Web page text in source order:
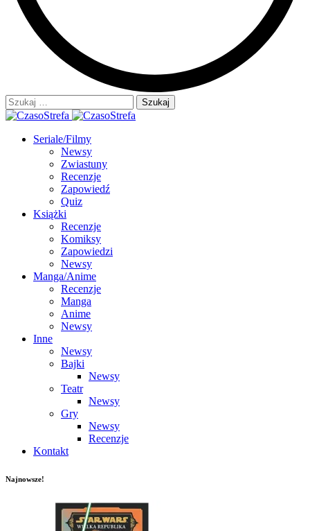
Szukaj:
Seriale/Filmy
Newsy
Zwiastuny
Recenzje
Zapowiedź
Quiz
Książki
Recenzje
Komiksy
Zapowiedzi
Newsy
Manga/Anime
Recenzje
Manga
Anime
Newsy
Inne
Newsy
Bajki
Newsy
Teatr
Newsy
Gry
Newsy
Recenzje
Kontakt
Najnowsze!